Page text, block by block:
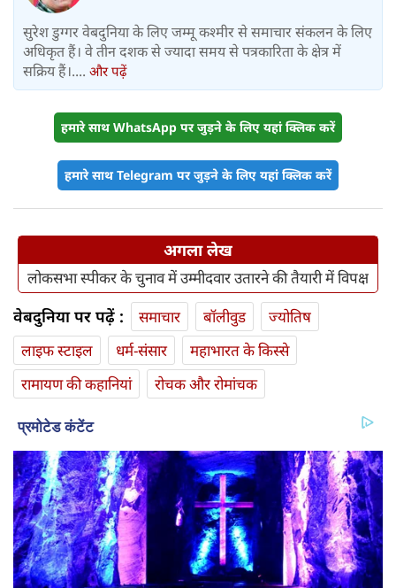
सुरेश डुग्गर वेबदुनिया के लिए जम्मू कश्मीर से समाचार संकलन के लिए
अधिकृत हैं। वे तीन दशक से ज्यादा समय से पत्रकारिता के क्षेत्र में
सक्रिय हैं।.... और पढ़ें
हमारे साथ WhatsApp पर जुड़ने के लिए यहां क्लिक करें
हमारे साथ Telegram पर जुड़ने के लिए यहां क्लिक करें
अगला लेख
लोकसभा स्पीकर के चुनाव में उम्मीदवार उतारने की तैयारी में विपक्ष
वेबदुनिया पर पढ़ें : समाचार बॉलीवुड
ज्योतिष
लाइफ स्‍टाइल
धर्म-संसार
महाभारत के किस्से
रामायण की कहानियां
रोचक और रोमांचक